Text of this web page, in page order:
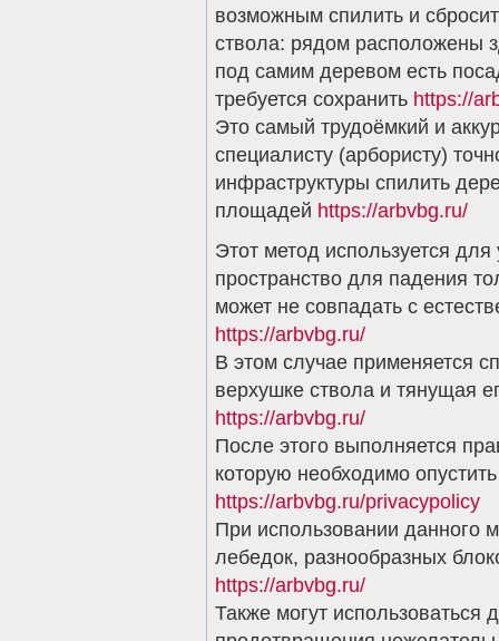
возможным спилить и
ствола: рядом расположены
под самим деревом есть
требуется сохранить https://
Это самый трудоёмкий и
специалисту (арбористу)
инфраструктуры спилить
площадей https://arbvbg.ru/
Этот метод используется
пространство для падения
может не совпадать с
https://arbvbg.ru/
В этом случае применяется
верхушке ствола и тянущая
https://arbvbg.ru/
После этого выполняется
которую необходимо
https://arbvbg.ru/privacypolicy
При использовании данного
лебедок, разнообразных
https://arbvbg.ru/
Также могут использоваться